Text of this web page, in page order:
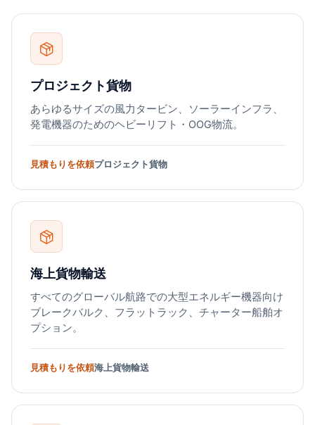
プロジェクト貨物
あらゆるサイズの風力タービン、ソーラーインフラ、
発電機器のためのヘビーリフト・OOG物流。
見積もりを依頼プロジェクト貨物
海上貨物輸送
すべてのグローバル航路での大型エネルギー機器向け
ブレークバルク、フラットラック、チャーター船舶オ
プション。
見積もりを依頼海上貨物輸送